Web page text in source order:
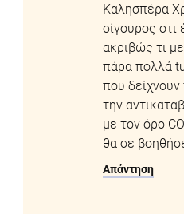
Καλησπέρα
σίγουρος οτι
ακριβώς τι
πάρα πολλά
που
την
με τον όρο
θα σε
Απάντηση